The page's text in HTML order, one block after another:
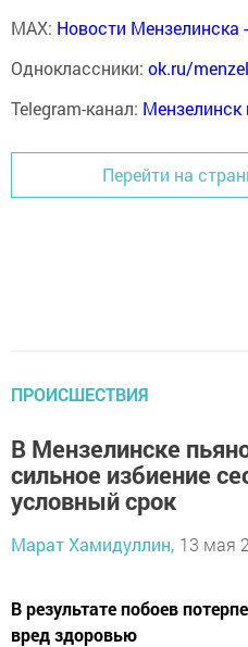
MAX: Новости Мензелинска
Одноклассники: ok.ru/
Telegram-канал:
Перейти на
ПРОИСШЕСТВИЯ
В Мензелинске
сильное избиение
условный срок
Марат Хамидуллин, 13 мая
В результате побоев
вред здоровью